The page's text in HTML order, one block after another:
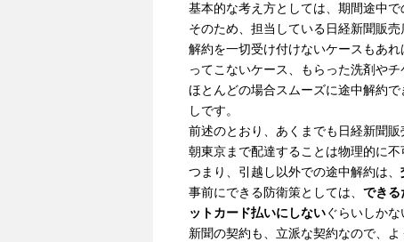
基本的な考え方としては、期間途中で
そのため、担当している日経新聞販
解約を一切受け付けないケースもあ
ってこないケース、もらった洗剤や
ほとんどの場合スムーズに途中解約
しです。
前述のとおり、あくまでも日経新聞
朝東京まで配達することは物理的に
つまり、引越し以外での途中解約は、
事前にできる防衛策としては、 できる
ットカード払いにしないぐらいしかな
新聞の契約も、立派な契約なので、よ